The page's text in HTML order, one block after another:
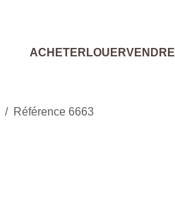
ACHETER LOUERVENDRE
Référence 6663